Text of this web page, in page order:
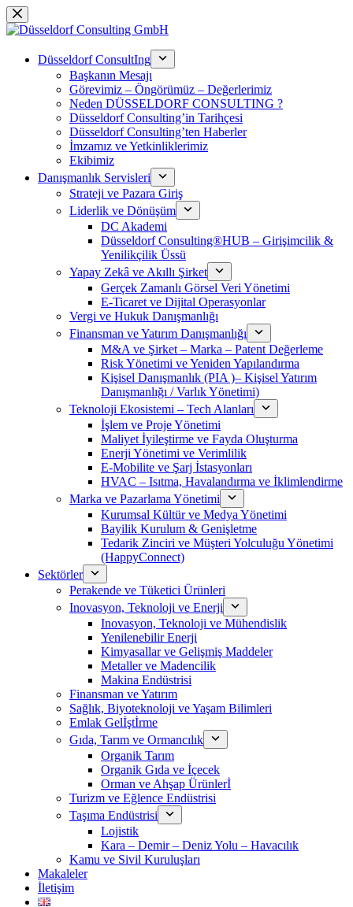
Skip
to
Düsseldorf ConsultIng
Başkanın Mesajı
Görevimiz – Öngörümüz – Değerlerimiz
Neden DÜSSELDORF CONSULTING ?
Düsseldorf Consulting’in Tarihçesi
Düsseldorf Consulting’ten Haberler
İmzamız ve Yetkinliklerimiz
Ekibimiz
Danışmanlık Servisleri
Strateji ve Pazara Giriş
Liderlik ve Dönüşüm
DC Akademi
Düsseldorf Consulting®HUB – Girişimcilik &
Yenilikçilik Üssü
Yapay Zekâ ve Akıllı Şirket
Gerçek Zamanlı Görsel Veri Yönetimi
E-Ticaret ve Dijital Operasyonlar
Vergi ve Hukuk Danışmanlığı
Finansman ve Yatırım Danışmanlığı
M&A ve Şirket – Marka – Patent Değerleme
Risk Yönetimi ve Yeniden Yapılandırma
Kişisel Danışmanlık (PIA )– Kişisel Yatırım
Danışmanlığı / Varlık Yönetimi)
Teknoloji Ekosistemi – Tech Alanları
İşlem ve Proje Yönetimi
Maliyet İyileştirme ve Fayda Oluşturma
Enerji Yönetimi ve Verimlilik
E-Mobilite ve Şarj İstasyonları
HVAC – Isıtma, Havalandırma ve İklimlendirme
Marka ve Pazarlama Yönetimi
Kurumsal Kültür ve Medya Yönetimi
Bayilik Kurulum & Genişletme
Tedarik Zinciri ve Müşteri Yolculuğu Yönetimi
(HappyConnect)
Sektörler
Perakende ve Tüketici Ürünleri
Inovasyon, Teknoloji ve Enerji
Inovasyon, Teknoloji ve Mühendislik
Yenilenebilir Enerji
Kimyasallar ve Gelişmiş Maddeler
Metaller ve Madencilik
Makina Endüstrisi
Finansman ve Yatırım
Sağlık, Biyoteknoloji ve Yaşam Bilimleri
Emlak Gelİştİrme
Gıda, Tarım ve Ormancılık
Organik Tarım
Organik Gıda ve İçecek
Orman ve Ahşap Ürünlerİ
Turizm ve Eğlence Endüstrisi
Taşıma Endüstrisi
Lojistik
Kara – Demir – Deniz Yolu – Havacılık
Kamu ve Sivil Kuruluşları
Makaleler
İletişim